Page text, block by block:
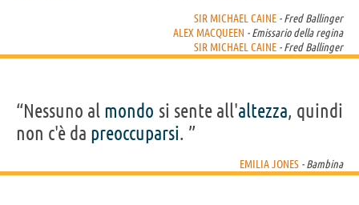
SIR MICHAEL CAINE - Fred Ballinger
ALEX MACQUEEN - Emissario della regina
SIR MICHAEL CAINE - Fred Ballinger
“Nessuno al mondo si sente all'altezza, quindi
non c'è da preoccuparsi. ”
EMILIA JONES - Bambina